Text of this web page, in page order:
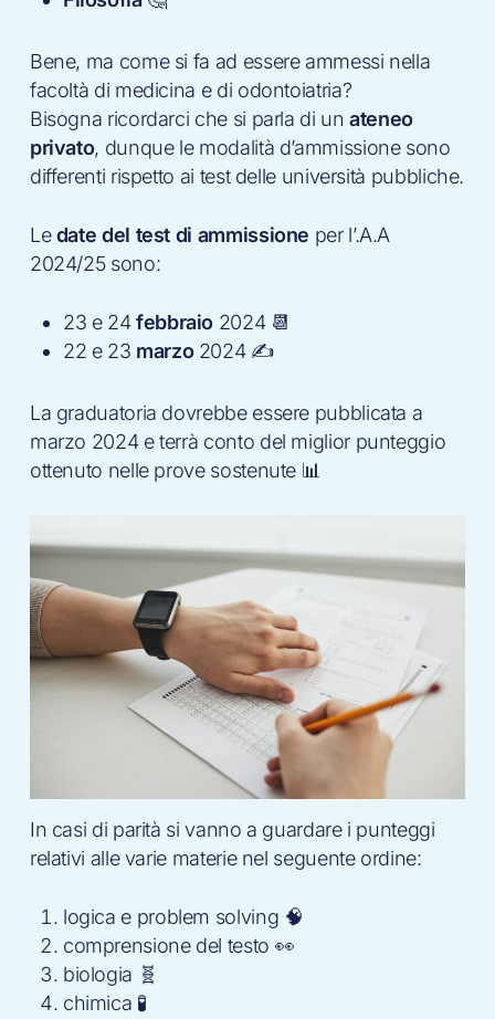
Bene, ma come si fa ad essere ammessi nella
facoltà di medicina e di odontoiatria?
Bisogna ricordarci che si parla di unateneo
privato, dunque le modalità d’ammissione sono
differenti rispetto ai test delle università pubbliche.
Ledate del test di ammissione per l’.A.A
2024/25 sono:
23 e 24febbraio 2024 📆
22 e 23 marzo2024 ✍️
La graduatoria dovrebbe essere pubblicata a
marzo 2024 e terrà conto del miglior punteggio
ottenuto nelle prove sostenute 📊
In casi di parità si vanno a guardare i punteggi
relativi alle varie materie nel seguente ordine:
logica e problem solving 🧠
comprensione del testo 👀
biologia 🧬
chimica 🧪